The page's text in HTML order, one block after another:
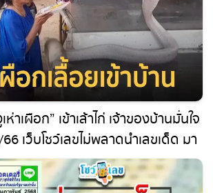
าเผือก” เข้าเล้าไก่ เจ้าของบ้าน
12/66 เว็บ โชว์เลข ไม่พลาดนำเลข
ได้ติดตามกัน